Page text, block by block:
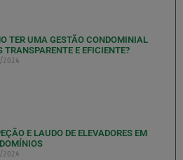
TER UMA GESTÃO CONDOMINIAL
TRANSPARENTE E EFICIENTE?
2024
E LAUDO DE ELEVADORES EM
2024